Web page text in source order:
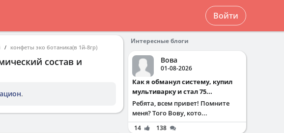
Войти
конфеты эко ботаника(в 1й-8гр)
состав и
.
Интересные блоги
Вова
01-08-2026
Как я обманул систему, купил
мультиварку и стал 75...
Ребята, всем привет! Помните
меня? Того Вову, кото...
14 138